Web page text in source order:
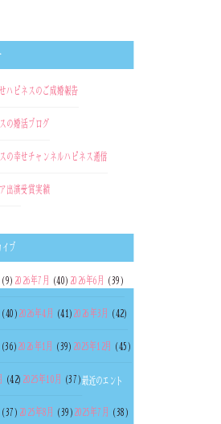
ハピネスのご成婚報告
の婚活ブログ
の幸せチャンネルハピネス通信
出演受賞実績
ブ
(9) 2026年7月 (40) 2026年6月 (39)
(40) 2026年4月 (41) 2026年3月 (42)
(36) 2026年1月 (39) 2025年12月 (45)
(42) 2025年10月 (37)
(37) 2025年8月 (39) 2025年7月 (38)
最近のエント